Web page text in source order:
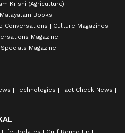
Krishi (Agriculture)
Malayalam Books
Conversations
Culture Magazines
Magazine
Magazine
Technologies
Fact Check News
Life Updates Gulf Round Up